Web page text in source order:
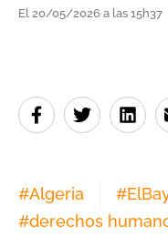
El 20/05/2026 a las 15h37
#Algeria #
#derechos